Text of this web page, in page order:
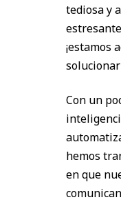
tediosa y
¡estamos
Con un
hemos
en que